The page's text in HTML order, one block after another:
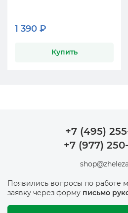
1 390 ₽
Купить
+7 (495)
+7 (977)
Появились вопросы по работе
заявку через форму письмо